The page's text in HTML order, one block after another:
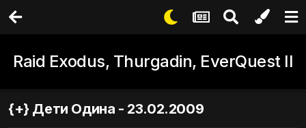
Raid Exodus, Thurgadin, EverQuest II
{+} Дети Одина - 23.02.2009